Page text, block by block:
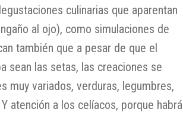
culinarias que aparentan
al ojo), como simulaciones de
también que a pesar de que el
sean las setas, las creaciones se
muy variados, verduras, legumbres,
atención a los celíacos, porque habrá